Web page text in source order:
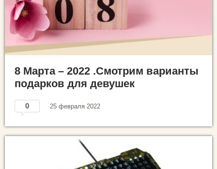
8 Марта – 2022 .Смотрим варианты
подарков для девушек
0 25 февраля 2022